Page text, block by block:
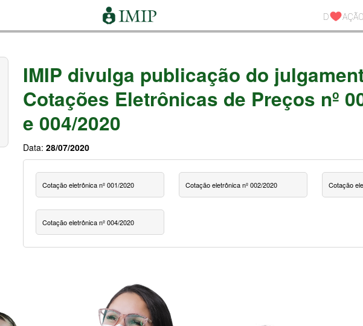
D AÇÃO
IMIP divulga publicação do
Cotações Eletrônicas de Preços nº
e 004/2020
Data: 28/07/2020
Cotação eletrônica nº 001/2020 Cotação eletrônica nº 002/2020 Cotação
Cotação eletrônica nº 004/2020